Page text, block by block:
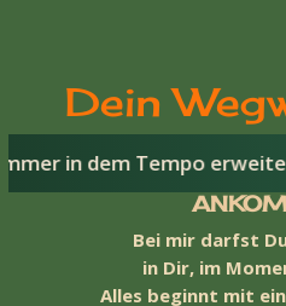
Dein
inneren
Tempo erweitert, wie es
Bei mir darfst
in Dir, im
Alles beginnt mit